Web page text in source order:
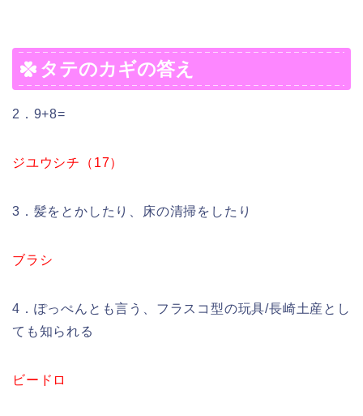
タテのカギの答え
2．9+8=
ジユウシチ（17）
3．髪をとかしたり、床の清掃をしたり
ブラシ
4．ぽっぺんとも言う、フラスコ型の玩具/長崎土産とし
ても知られる
ビードロ